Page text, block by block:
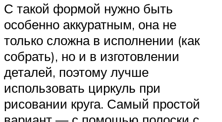
С такой формой нужно быть
особенно аккуратным, она не
только сложна в исполнении (как
собрать), но и в изготовлении
деталей, поэтому лучше
использовать циркуль при
рисовании круга. Самый простой